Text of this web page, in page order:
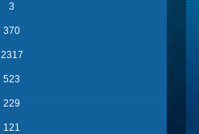
3
370
2317
523
229
121